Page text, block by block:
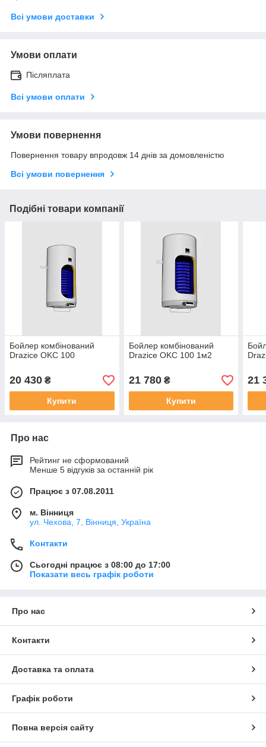
Всі умови доставки
Умови оплати
Післяплата
Всі умови оплати
Умови повернення
Повернення товару впродовж 14 днів за домовленістю
Всі умови повернення
Подібні товари компанії
Бойлер комбінований
Drazice OKC 100
20 430 ₴
Купити
Бойлер комбінований
Drazice OKC 100 1м2
21 780₴
Купити
21
Про нас
Рейтинг не сформований
Менше 5 відгуків за останній рік
Працює з 07.08.2011
м. Вінниця
ул. Чехова, 7, Вінниця, Україна
Контакти
Сьогодні працює з 08:00 до 17:00
Показати весь графік роботи
Про нас
Контакти
Доставка та оплата
Графік роботи
Повна версія сайту